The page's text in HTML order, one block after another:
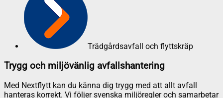
Trädgårdsavfall och flyttskräp
Trygg och miljövänlig avfallshantering
Med Nextflytt kan du känna dig trygg med att allt avfall
hanteras korrekt. Vi följer svenska miljöregler och samarbetar